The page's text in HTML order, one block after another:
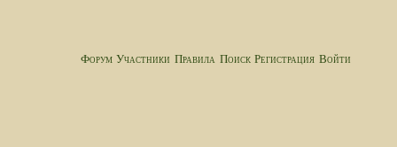
Форум Участники Правила Поиск Регистрация Войти